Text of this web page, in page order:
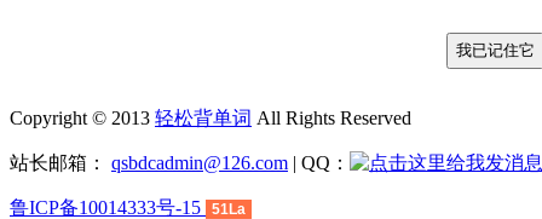
Copyright © 2013 轻松背单词 All Rights Reserved
站长邮箱： qsbdcadmin@126.com | QQ：
鲁ICP备10014333号-15 51La